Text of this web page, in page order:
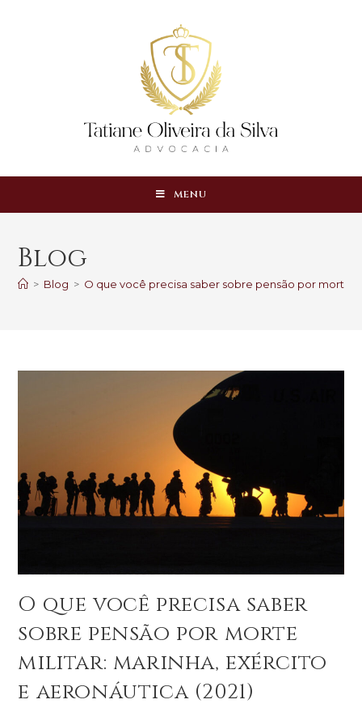
MENU
Blog
> Blog > O que você precisa saber sobre pensão por morte
O que você precisa saber
sobre pensão por morte
militar: marinha, exército
e aeronáutica (2021)